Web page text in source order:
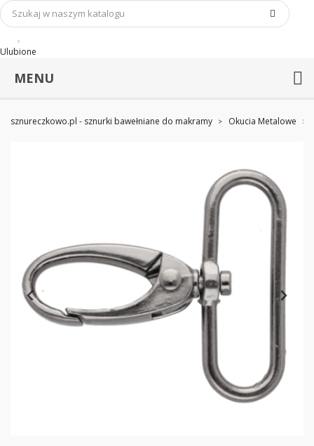
Ulubione
MENU
sznureczkowo.pl - sznurki bawełniane do makramy Okucia Metalowe